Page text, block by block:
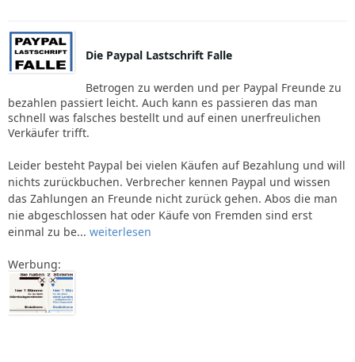
Die Paypal Lastschrift Falle
Betrogen zu werden und per Paypal Freunde zu
bezahlen passiert leicht. Auch kann es passieren das man
schnell was falsches bestellt und auf einen unerfreulichen
Verkäufer trifft.
Leider besteht Paypal bei vielen Käufen auf Bezahlung und will
nichts zurückbuchen. Verbrecher kennen Paypal und wissen
das Zahlungen an Freunde nicht zurück gehen. Abos die man
nie abgeschlossen hat oder Käufe von Fremden sind erst
einmal zu be... weiterlesen
Werbung: